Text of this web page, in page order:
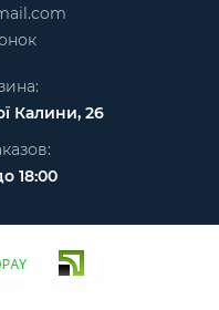
Калини, 26
18:00